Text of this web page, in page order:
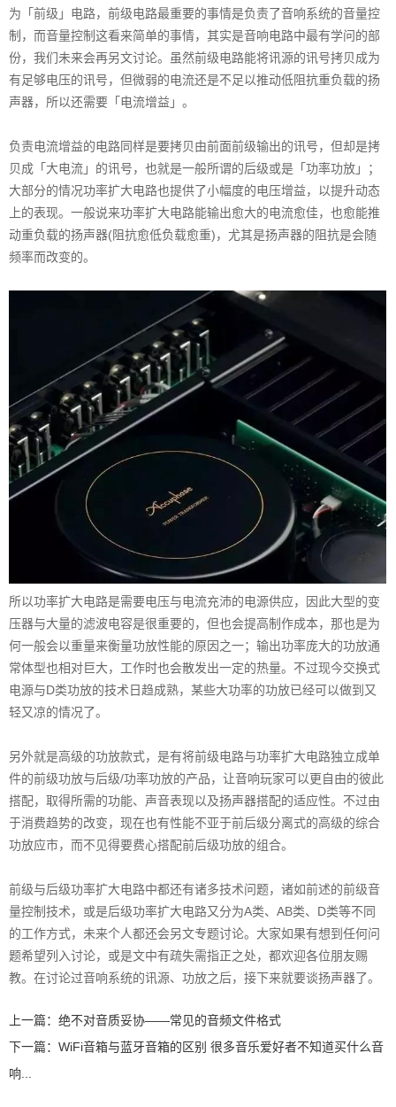
为「前级」电路，前级电路最重要的事情是负责了音响系统的音量控
制，而音量控制这看来简单的事情，其实是音响电路中最有学问的部
份，我们未来会再另文讨论。虽然前级电路能将讯源的讯号拷贝成为
有足够电压的讯号，但微弱的电流还是不足以推动低阻抗重负载的扬
声器，所以还需要「电流增益」。
负责电流增益的电路同样是要拷贝由前面前级输出的讯号，但却是拷
贝成「大电流」的讯号，也就是一般所谓的后级或是「功率功放」；
大部分的情况功率扩大电路也提供了小幅度的电压增益，以提升动态
上的表现。一般说来功率扩大电路能输出愈大的电流愈佳，也愈能推
动重负载的扬声器(阻抗愈低负载愈重)，尤其是扬声器的阻抗是会随
频率而改变的。
所以功率扩大电路是需要电压与电流充沛的电源供应，因此大型的变
压器与大量的滤波电容是很重要的，但也会提高制作成本，那也是为
何一般会以重量来衡量功放性能的原因之一；输出功率庞大的功放通
常体型也相对巨大，工作时也会散发出一定的热量。不过现今交换式
电源与D类功放的技术日趋成熟，某些大功率的功放已经可以做到又
轻又凉的情况了。
另外就是高级的功放款式，是有将前级电路与功率扩大电路独立成单
件的前级功放与后级/功率功放的产品，让音响玩家可以更自由的彼此
搭配，取得所需的功能、声音表现以及扬声器搭配的适应性。不过由
于消费趋势的改变，现在也有性能不亚于前后级分离式的高级的综合
功放应市，而不见得要费心搭配前后级功放的组合。
前级与后级功率扩大电路中都还有诸多技术问题，诸如前述的前级音
量控制技术，或是后级功率扩大电路又分为A类、AB类、D类等不同
的工作方式，未来个人都还会另文专题讨论。大家如果有想到任何问
题希望列入讨论，或是文中有疏失需指正之处，都欢迎各位朋友赐
教。在讨论过音响系统的讯源、功放之后，接下来就要谈扬声器了。
上一篇： 绝不对音质妥协——常见的音频文件格式
下一篇： WiFi音箱与蓝牙音箱的区别 很多音乐爱好者不知道买什么音
响...